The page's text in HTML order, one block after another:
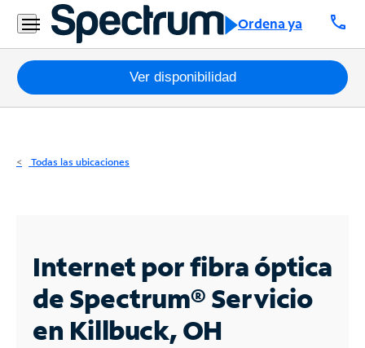
Ordena ya call
Residencial
Business
Paquetes
Internet
Business
Contáctanos
Ver disponibilidad
Todas las ubicaciones
Internet por fibra óptica
de Spectrum®Servicio
en Killbuck, OH